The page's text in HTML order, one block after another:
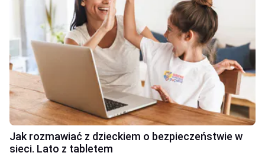
Jak rozmawiać z dzieckiem o bezpieczeństwie w
sieci. Lato z tabletem